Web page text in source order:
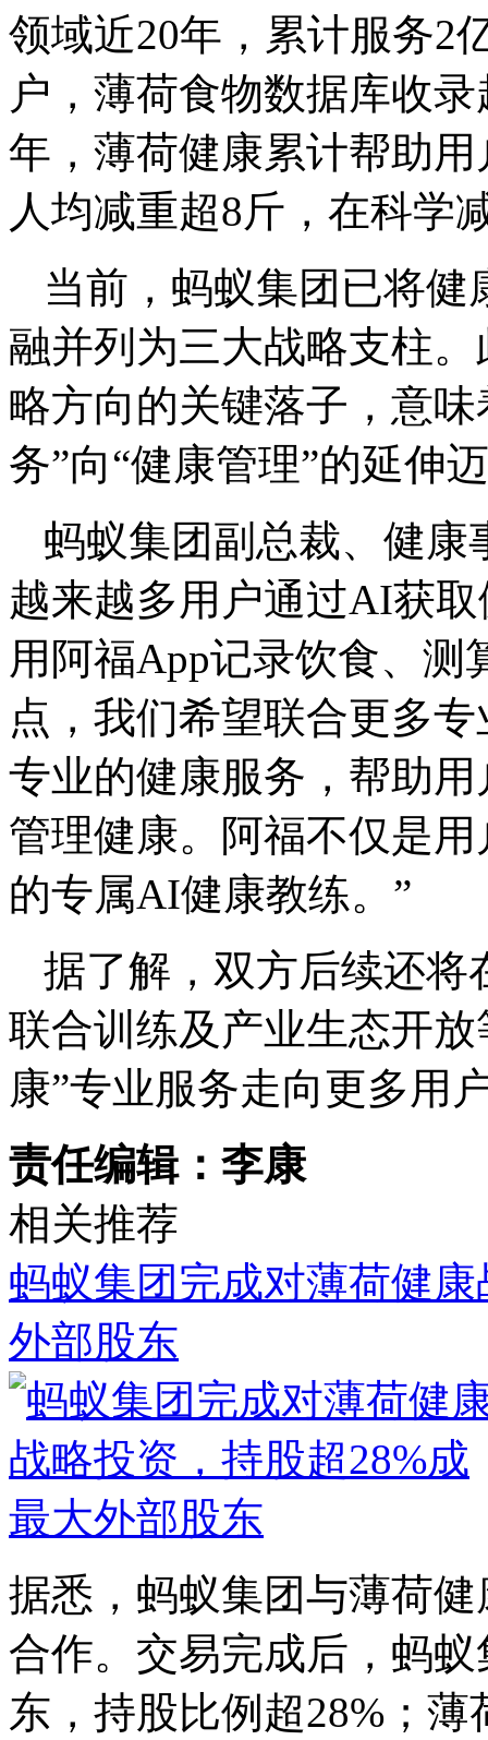
领域近20年，累计服务2
户，薄荷食物数据库收
年，薄荷健康累计帮助
人均减重超8斤，在科学
当前，蚂蚁集团已将
融并列为三大战略支柱
略方向的关键落子，意
务”向“健康管理”的延伸
蚂蚁集团副总裁、健康
越来越多用户通过AI获
用阿福App记录饮食、测
点，我们希望联合更多
专业的健康服务，帮助
管理健康。阿福不仅是
的专属AI健康教练。”
据了解，双方后续还将
联合训练及产业生态开
康”专业服务走向更多用
责任编辑：李康
相关推荐
蚂蚁集团完成对薄荷健
外部股东
据悉，蚂蚁集团与薄荷
合作。交易完成后，蚂
东，持股比例超28%；